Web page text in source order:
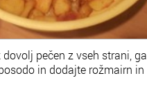
pečen z vseh strani, ga
in dodajte rožmairn in